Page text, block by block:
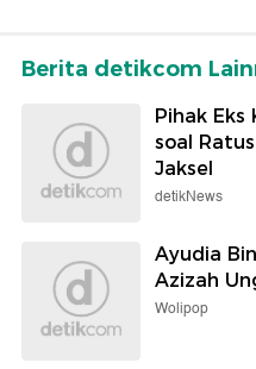
Berita detikcom
Pihak Eks
soal
Jaksel
detikNews
Ayudia
Azizah
Wolipop